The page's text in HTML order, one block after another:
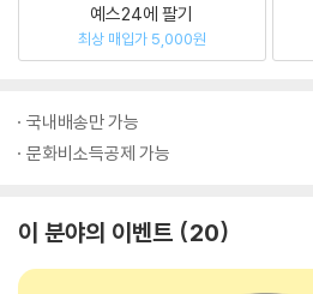
예스24에 팔기
최상 매입가 5,000원
국내배송만 가능
문화비소득공제 가능
이 분야의 이벤트 20